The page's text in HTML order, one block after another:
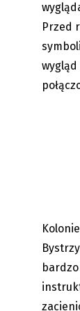
Przed